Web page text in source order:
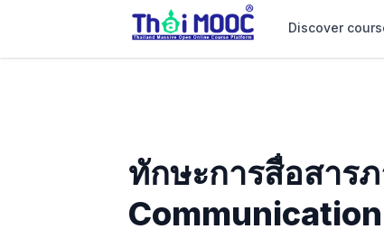
Discover
ทักษะการสื่อสาร